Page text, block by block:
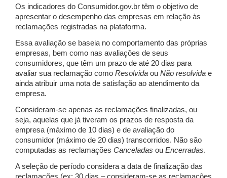
Os indicadores do Consumidor.gov.br têm o objetivo de
apresentar o desempenho das empresas em relação às
reclamações registradas na plataforma.
Essa avaliação se baseia no comportamento das próprias
empresas, bem como nas avaliações de seus
consumidores, que têm um prazo de até 20 dias para
avaliar sua reclamação como Resolvida ou Não resolvida e
ainda atribuir uma nota de satisfação ao atendimento da
empresa.
Consideram-se apenas as reclamações finalizadas, ou
seja, aquelas que já tiveram os prazos de resposta da
empresa (máximo de 10 dias) e de avaliação do
consumidor (máximo de 20 dias) transcorridos. Não são
computadas as reclamações Canceladas ou Encerradas.
A seleção de período considera a data de finalização das